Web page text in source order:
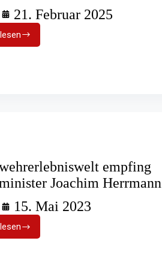
21. Februar 2025
Ein
Teil
empfing
Joachim Herrmann
15. Mai 2023
Feuerwehrerlebniswelt
empfing